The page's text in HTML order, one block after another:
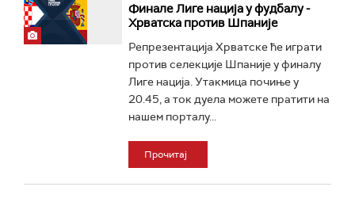
Финале Лиге нација у фудбалу -
Хрватска против Шпаније
Репрезентација Хрватске ће играти
против селекције Шпаније у финалу
Лиге нација. Утакмица почиње у
20.45, а ток дуела можете пратити на
нашем порталу...
Прочитај